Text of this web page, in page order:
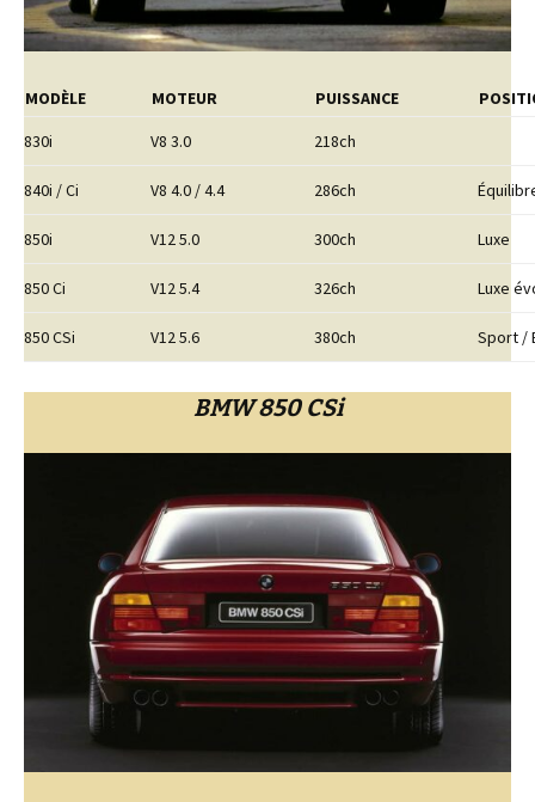
MODÈLE MOTEUR PUISSANCE
830i
V8 3.0 218ch
840i / Ci V8 4.0 / 4.4 286ch
850i V12 5.0 300ch Luxe
850 Ci V12 5.4 326ch Luxe
850 CSi V12 5.6 380ch Sport /
BMW 850 CSi